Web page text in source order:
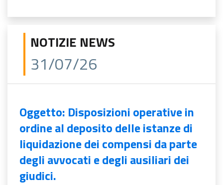
NOTIZIE NEWS
31/07/26
Oggetto: Disposizioni operative in
ordine al deposito delle istanze di
liquidazione dei compensi da parte
degli avvocati e degli ausiliari dei
giudici.